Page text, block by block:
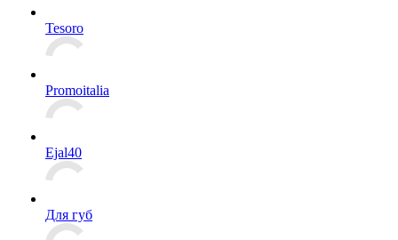
Tesoro
Promoitalia
Ejal40
Для губ